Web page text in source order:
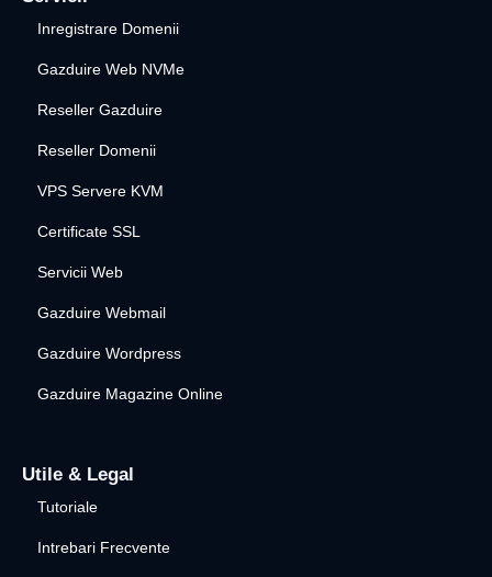
Inregistrare Domenii
Gazduire Web NVMe
Reseller Gazduire
Reseller Domenii
VPS Servere KVM
Certificate SSL
Servicii Web
Gazduire Webmail
Gazduire Wordpress
Gazduire Magazine Online
Utile & Legal
Tutoriale
Intrebari Frecvente